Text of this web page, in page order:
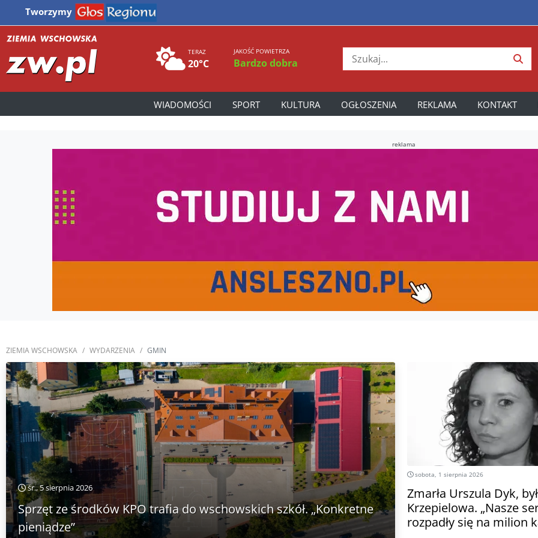
Tworzymy
TERAZ
20°C
JAKOŚĆ POWIETRZA
Bardzo dobra
WIADOMOŚCI SPORT KULTURA OGŁOSZENIA REKLAMA KONTAKT
reklama
ZIEMIA WSCHOWSKA WYDARZENIA GMIN
śr., 5 sierpnia 2026
Sprzęt ze środków KPO trafia do wschowskich szkół. „Konkretne
pieniądze”
sobota, 1 sierpnia 2026
Zmarła Urszula Dyk,
Krzepielowa. „Nasze
rozpadły się na milion